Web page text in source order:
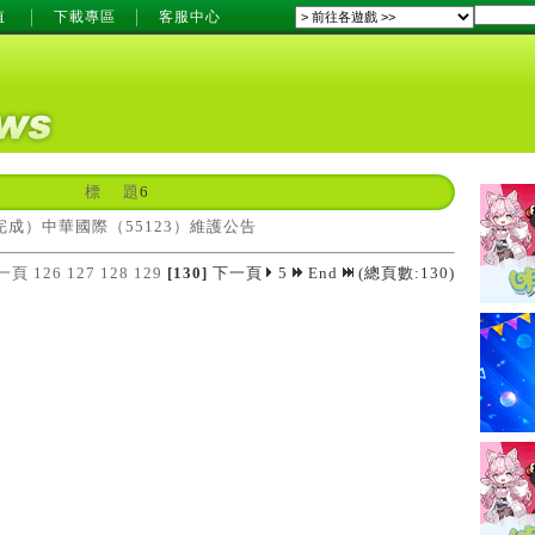
下載專區 客服中心
標 題6
成）中華國際（55123）維護公告
頁 126 127 128 129 [130] 下一頁 5 End (總頁數:130)